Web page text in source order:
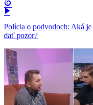
Polícia o podvodoch: Aká je
dať pozor?